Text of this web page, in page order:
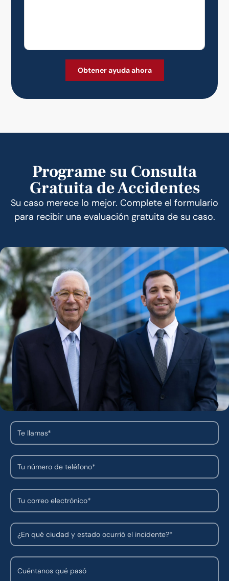
Programe su Consulta
Gratuita de Accidentes
Su caso merece lo mejor. Complete el formulario
para recibir una evaluación gratuita de su caso.